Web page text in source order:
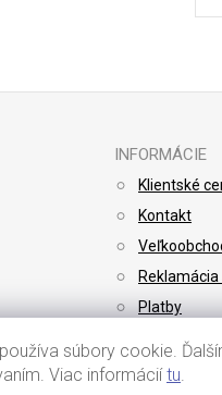
súbory cookie.
Viac informáciítu.
INFORMÁCIE
Klientské
Kontakt
Platby
Doprava